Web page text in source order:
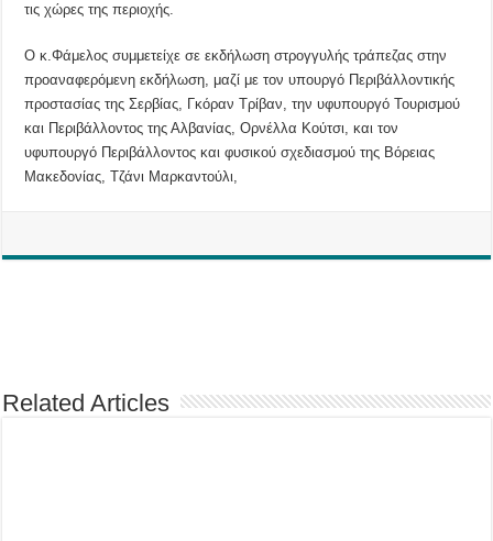
τις χώρες της περιοχής.
Ο κ.Φάμελος συμμετείχε σε εκδήλωση στρογγυλής τράπεζας στην
προαναφερόμενη εκδήλωση, μαζί με τον υπουργό Περιβάλλοντικής
προστασίας της Σερβίας, Γκόραν Τρίβαν, την υφυπουργό Τουρισμού
και Περιβάλλοντος της Αλβανίας, Ορνέλλα Κούτσι, και τον
υφυπουργό Περιβάλλοντος και φυσικού σχεδιασμού της Βόρειας
Μακεδονίας, Τζάνι Μαρκαντούλι,
Related Articles